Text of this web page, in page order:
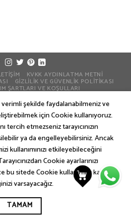
KVKK AYDINLATMA METNI
GIZLILIK VE GÜVENLIK POLITIKASI
ŞARTLARI VE KOŞULLARI
GLOBAL YAPI A.Ş.
şekilde faydalanabilmeniz ve
için Cookie kullanıyoruz.
tercih etmezseniz tarayıcınızın
ya da engelleyebilirsiniz. Ancak
kullanımınızı etkileyebileceğini
Cookie ayarlarınızı
sitede Cookie kullanımını kabul
varsayacağız.
TAMAM